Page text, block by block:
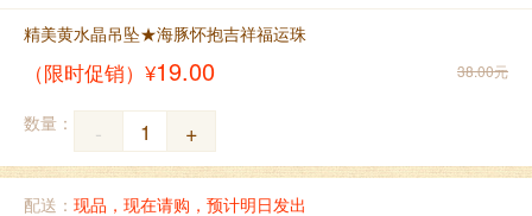
精美黄水晶吊坠★海豚怀抱吉祥福运珠
（限时促销）¥19.00 38.00元
数量： - +
配送： 现品，现在请购，预计明日发出